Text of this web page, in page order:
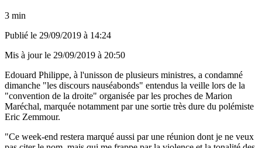
3 min
Publié le 29/09/2019 à 14:24
Mis à jour le 29/09/2019 à 20:50
Edouard Philippe, à l'unisson de plusieurs ministres, a condamné
dimanche "les discours nauséabonds" entendus la veille lors de la
"convention de la droite" organisée par les proches de Marion
Maréchal, marquée notamment par une sortie très dure du polémiste
Eric Zemmour.
"Ce week-end restera marqué aussi par une réunion dont je ne veux